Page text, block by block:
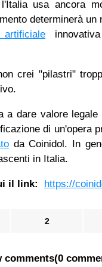
usa ancora
determinerà un
artificiale
crei "pilastri"
dare valore
di un'opera
da Coinidol. In
in Italia.
il link: https://
2
comments(0